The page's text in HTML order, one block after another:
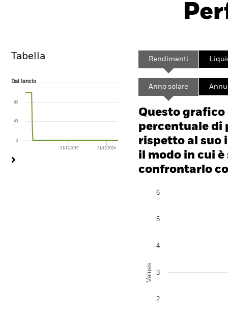
Scheda
Tabella
Dal lancio
The chart has 1 X axis displaying Time. Range: 2012-09-01 00:00:00 to
The chart has 1 Y axis displaying values. Range: 0 to 120.
Dal lancio
31/12/2019 31/12/2024
0
40
80
Rendimenti
Anno solare
Questo
percentuale di
rispetto al suo
il modo in cui
confrontarlo
Chart
Bar chart with 2 data
Values
2
3
4
5
6